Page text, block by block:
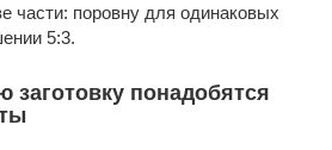
части: поровну для одинаковых
5:3.
заготовку понадобятся